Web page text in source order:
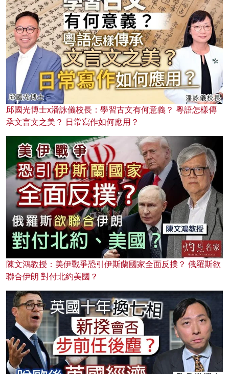
邱國光博士x潘詠儀校長：學習古文有何意義？ 粵語怎樣傳
承文言文之美？ 日常寫作如何應用？
陳文鴻教授：美伊戰爭恐引伊斯蘭國家全面反撲？ 俄羅斯欲
聯合伊朗 對付北約美國？